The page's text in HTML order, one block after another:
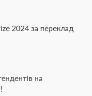
2024 за переклад
на